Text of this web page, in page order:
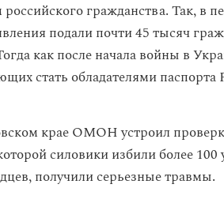
гражданства. Так, в
подали почти 45 тысяч
как после начала войны в
стать обладателями паспорта
крае ОМОН устроил
силовики избили более 100
получили серьезные травмы.